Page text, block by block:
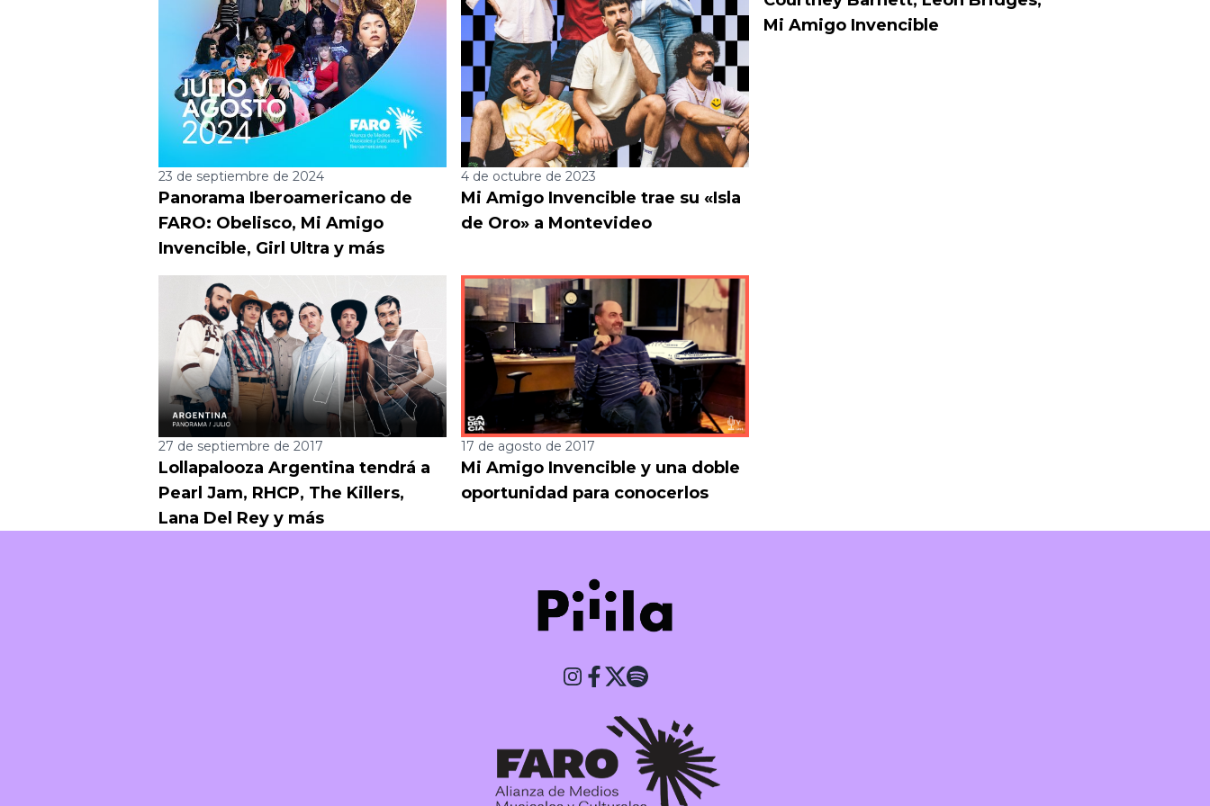
23 de septiembre de 2024
Panorama Iberoamericano de
FARO: Obelisco, Mi Amigo
Invencible, Girl Ultra y más
4 de octubre de 2023
Mi Amigo Invencible trae su «Isla
de Oro» a Montevideo
Mi Amigo Invencible
27 de septiembre de 2017
Lollapalooza Argentina tendrá a
Pearl Jam, RHCP, The Killers,
Lana Del Rey y más
17 de agosto de 2017
Mi Amigo Invencible y una doble
oportunidad para conocerlos